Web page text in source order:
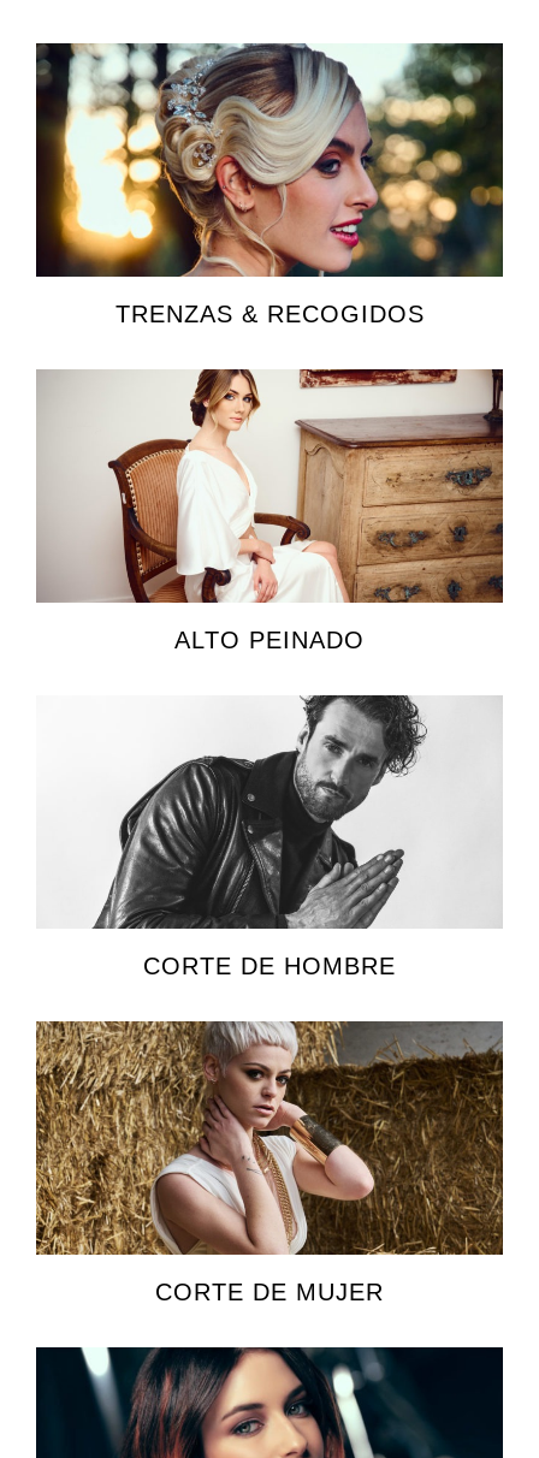
TRENZAS & RECOGIDOS
ALTO PEINADO
CORTE DE HOMBRE
CORTE DE MUJER